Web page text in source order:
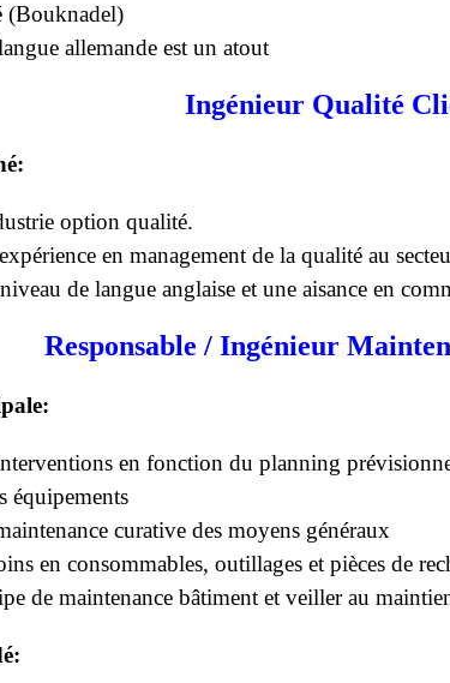
(Bouknadel)
allemande est un atout
Ingénieur Qualité
option qualité.
en management de la qualité au
de langue anglaise et une aisance en
Responsable / Ingénieur
en fonction du planning
équipements
curative des moyens généraux
en consommables, outillages et pièces de
de maintenance bâtiment et veiller au